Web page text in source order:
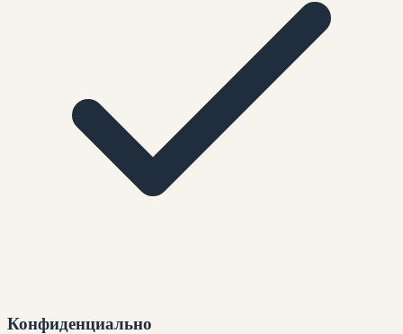
Конфиденциально